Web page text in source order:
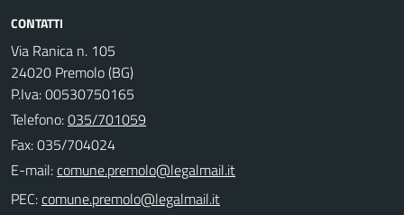
CONTATTI
Via Ranica n. 105
24020 Premolo (BG)
P.Iva: 00530750165
Telefono:035/701059
Fax: 035/704024
E-mail:
PEC: